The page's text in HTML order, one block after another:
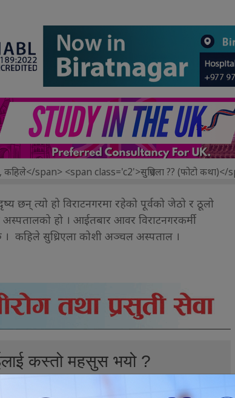
छन् त्यो हो विराटनगरमा रहेको पूर्वको जेठो र ठूलो
हो । आईतबार आवर विराटनगरकर्मी
कहिले सुध्रिएला कोशी अञ्चल अस्पताल ।
कस्तो महसुस भयो ?